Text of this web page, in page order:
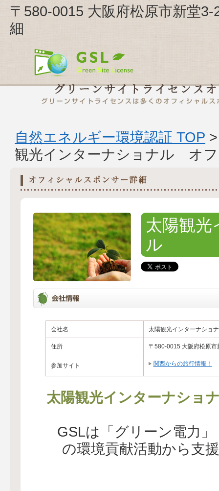
〒580-0015 大阪府松原市新堂
細
自然エネルギー環境認証 TOP
観光インターナショナル オ
太陽観光
ル
会社名 太陽観光インターナショ
住所 〒580-0015 大阪府松原市
参加サイト 関西からの旅行情報！
太陽観光インターナショ
GSLは「グリーン電力
の環境貢献活動から支